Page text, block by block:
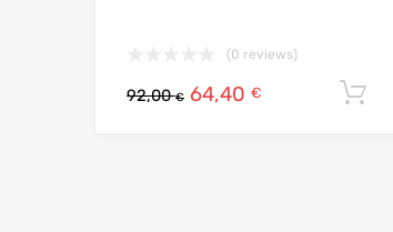
(0 reviews)
92,00€ 64,40€